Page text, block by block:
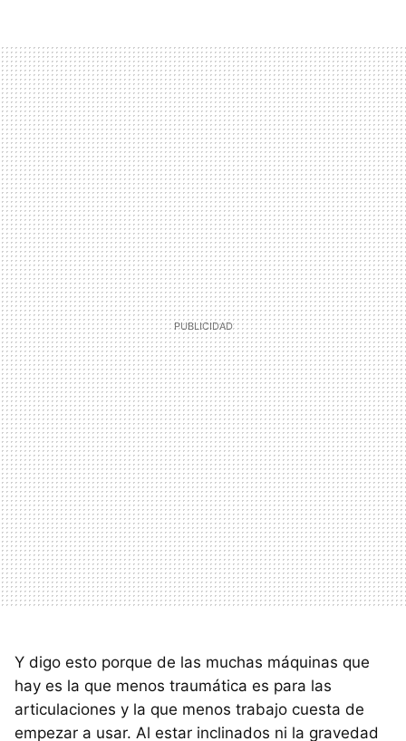
Y digo esto porque de las muchas máquinas que
hay es la que menos traumática es para las
articulaciones y la que menos trabajo cuesta de
empezar a usar. Al estar inclinados ni la gravedad